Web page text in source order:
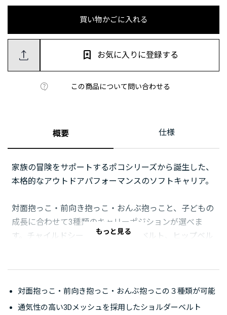
買い物かごに入れる
この商品について問い合わせる
お気に入りに登録する
概要 仕様
家族の冒険をサポートするポコシリーズから誕生した、
本格的なアウトドアパフォーマンスのソフトキャリア。
対面抱っこ・前向き抱っこ・おんぶ抱っこと、子どもの
成長に合わせて3種類のキャリーポジションが選べま
す。チャイルドシート、ショルダーベルト、ヒップベル
登山パックのようなショルダーベルトや幅広のヒップベ
もっと見る
対面抱っこ・前向き抱っこ・おんぶ抱っこの３種類が可能
通気性の高い3Dメッシュを採用したショルダーベルト